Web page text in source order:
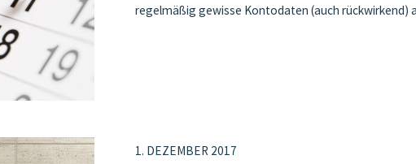
regelmäßig gewisse Kontodaten (auch rückwirkend)
1. DEZEMBER 2017